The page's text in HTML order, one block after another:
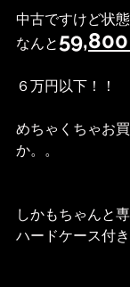
中古ですけど状
なんと 59,800
６万円以下！！
めちゃくちゃお
か。。
しかもちゃんと
ハードケース付